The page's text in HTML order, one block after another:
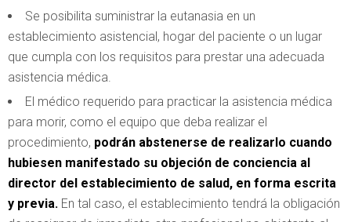
Se posibilita suministrar la eutanasia en un
establecimiento asistencial, hogar del paciente o un lugar
que cumpla con los requisitos para prestar una adecuada
asistencia médica.
El médico requerido para practicar la asistencia médica
para morir, como el equipo que deba realizar el
procedimiento, podrán abstenerse de realizarlo cuando
hubiesen manifestado su objeción de conciencia al
director del establecimiento de salud, en forma escrita
y previa. En tal caso, el establecimiento tendrá la obligación